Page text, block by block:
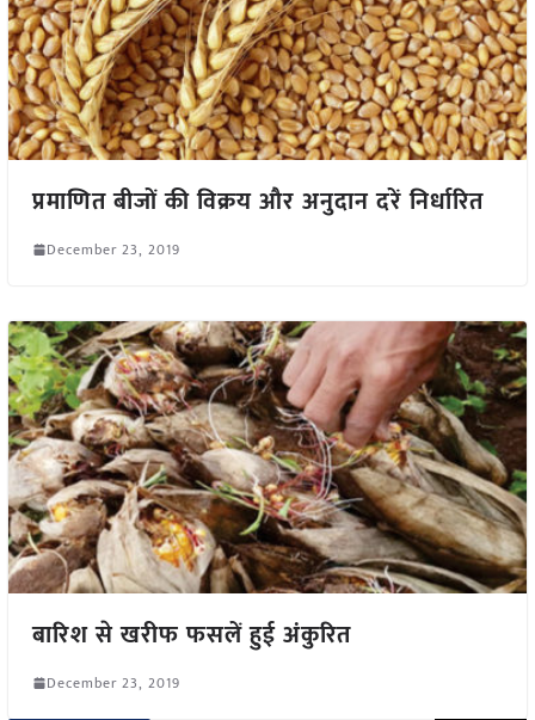
प्रमाणित बीजों की विक्रय और अनुदान दरें निर्धारित
December 23, 2019
बारिश से खरीफ फसलें हुई अंकुरित
December 23, 2019